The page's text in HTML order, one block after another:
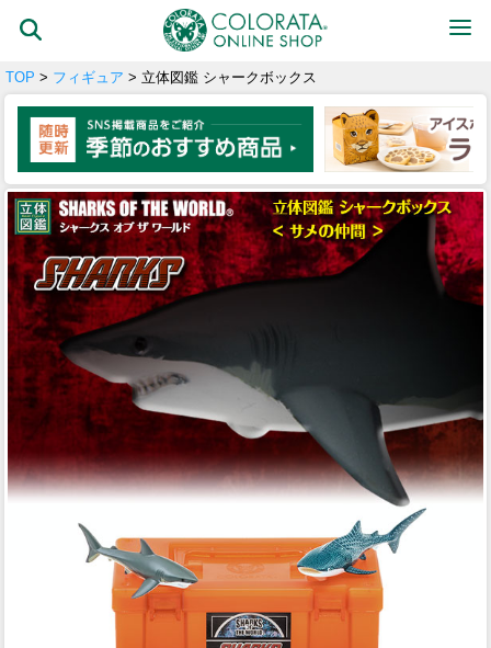
TOP > フィギュア > 立体図鑑 シャークボックス